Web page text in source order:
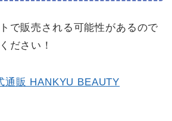
で販売される可能性があるので
ださい！
通販 HANKYU BEAUTY